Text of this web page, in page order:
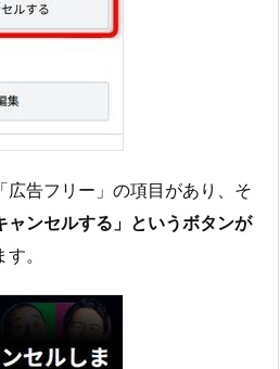
広告フリー」の項目があり、そ
ャンセルする」というボタンが
す。